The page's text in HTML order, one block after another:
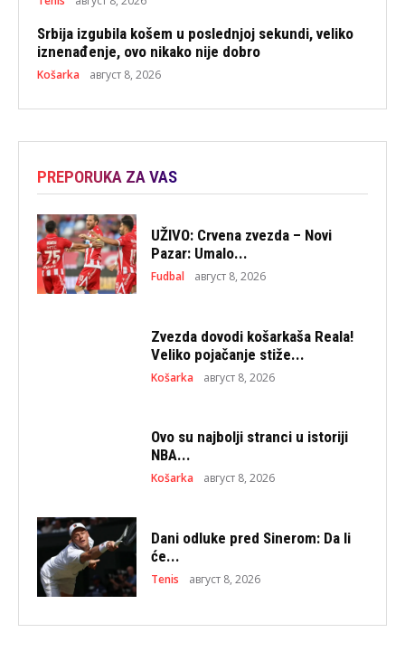
Srbija izgubila košem u poslednjoj sekundi, veliko
iznenađenje, ovo nikako nije dobro
Košarka август 8, 2026
PREPORUKA ZA VAS
UŽIVO: Crvena zvezda – Novi
Pazar: Umalo...
Fudbal август 8, 2026
Zvezda dovodi košarkaša Reala!
Veliko pojačanje stiže...
Košarka август 8, 2026
Ovo su najbolji stranci u istoriji
NBA...
Košarka август 8, 2026
Dani odluke pred Sinerom: Da li
će...
Tenis август 8, 2026